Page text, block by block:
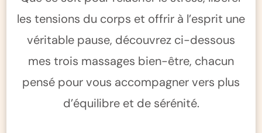
les tensions du corps et offrir à l’esprit une
véritable pause, découvrez ci-dessous
mes trois massages bien-être, chacun
pensé pour vous accompagner vers plus
d’équilibre et de sérénité.